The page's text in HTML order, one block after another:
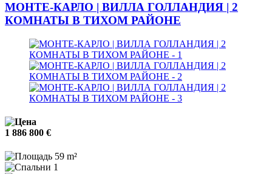
МОНТЕ-КАРЛО | ВИЛЛА ГОЛЛАНДИЯ | 2
КОМНАТЫ В ТИХОМ РАЙОНЕ
1 886 800 €
59 m²
1